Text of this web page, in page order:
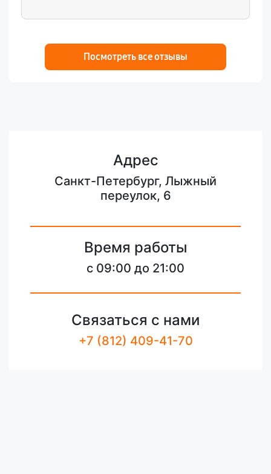
Посмотреть все отзывы
Адрес
Санкт-Петербург, Лыжный
переулок, 6
Время работы
c 09:00 до 21:00
Связаться с нами
+7 (812) 409-41-70